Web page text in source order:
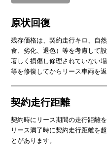
原状回復
残存価格は、契約走行キロ、自
食、劣化、退色）等を考慮して
著しく損傷し修理されていない
等を修復してからリース車両を返
契約走行距離
契約時にリース期間の走行距離を
リース満了時に契約走行距離を
とがあります。